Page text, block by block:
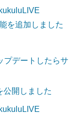
を追加しました
プデートしたらサ
公開しました